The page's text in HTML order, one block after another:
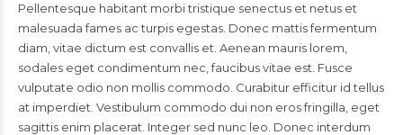
Pellentesque habitant morbi tristique senectus et netus et
malesuada fames ac turpis egestas. Donec mattis fermentum
diam, vitae dictum est convallis et. Aenean mauris lorem,
sodales eget condimentum nec, faucibus vitae est. Fusce
vulputate odio non mollis commodo. Curabitur efficitur id tellus
at imperdiet. Vestibulum commodo dui non eros fringilla, eget
sagittis enim placerat. Integer sed nunc leo. Donec interdum